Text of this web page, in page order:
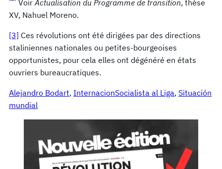
Voir Actualisation du Programme de transition, thèse
XV, Nahuel Moreno.
[3] Ces révolutions ont été dirigées par des directions
staliniennes nationales ou petites-bourgeoises
opportunistes, pour cela elles ont dégénéré en états
ouvriers bureaucratiques.
Alejandro Bodart, InternacionSocialista al Liga, Situación
mundial